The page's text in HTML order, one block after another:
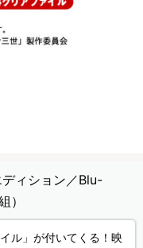
ィション／Blu-
）
ル」が付いてくる！映